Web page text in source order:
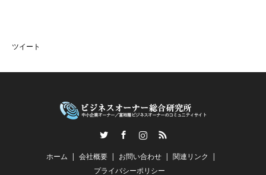
ツイート
InstagramRSS
ホーム 会社概要 お問い合わせ
関連リンク
プライバシーポリシー